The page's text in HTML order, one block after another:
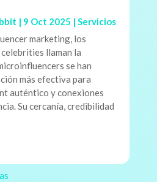
| 9 Oct 2025 | Servicios
marketing, los
llaman la
se han
más efectiva para
auténtico y conexiones
Su cercanía, credibilidad